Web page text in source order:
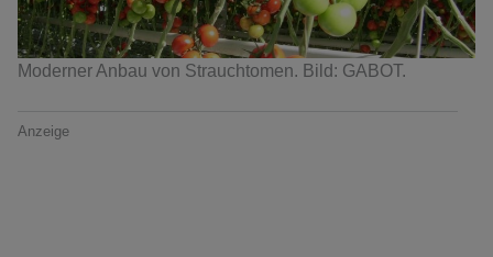
Moderner Anbau von Strauchtomen. Bild: GABOT.
Anzeige